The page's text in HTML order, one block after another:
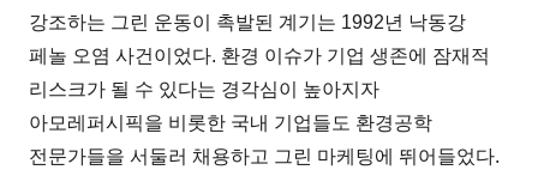
강조하는 그린 운동이 촉발된 계기는 1992년 낙동강
페놀 오염 사건이었다. 환경 이슈가 기업 생존에 잠재적
리스크가 될 수 있다는 경각심이 높아지자
아모레퍼시픽을 비롯한 국내 기업들도 환경공학
전문가들을 서둘러 채용하고 그린 마케팅에 뛰어들었다.